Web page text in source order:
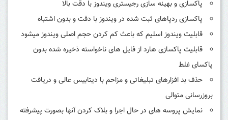
پاکسازی و بهینه سازی رجیستری ویندوز با دقت بالا
پاکسازی ردپاهای ثبت شده در ویندوز با دقت و بدون اشتباه
قابلیت ویندوز اسلیم که باعث کم کردن حجم اصلی ویندوز میشود
قابلیت پاکسازی هارد از فایل های ناخواسته ذخیره شده بدون
پاکسای غلط
حذف بد افزارهای تبلیغاتی و مزاحم با دیتابیس عالی و دریافت
بروزرسانی متوالی
نمایش پروسه های در حال اجرا و بلاک کردن آنها بصورت پیشرفته